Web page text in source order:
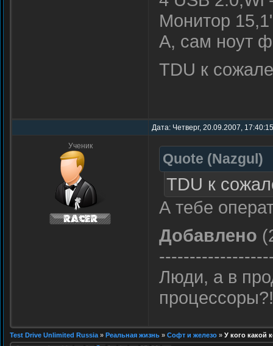
Монитор
А, сам ноут
TDU к
Дата: Четверг, 20.09.2007,
Ученик
Quote (Nazgul)
TDU к
А тебе
Добавлено
Люди, а в
процессоры?!
Test Drive Unlimited Russia » Реальная жизнь » Софт и железо » У кого какой